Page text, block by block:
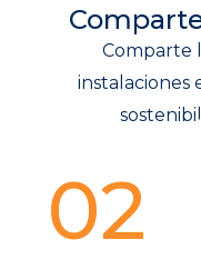
Comparte
instalaciones
02